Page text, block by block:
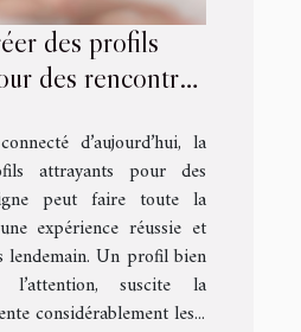
des profils
des rencontres
d’aujourd’hui, la
attrayants pour des
peut faire toute la
expérience réussie et
lendemain. Un profil bien
suscite la
considérablement les...